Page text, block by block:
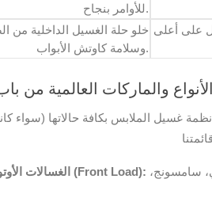
للأوامر بنجاح.
خلو حلة الغسيل الداخلية من
وسلامة كاوتش الأبواب.
على أعلى
والماركات العالمية من
غسيل الملابس بكافة حالاتها (سواء
الغسالات الأوتوماتيك الكامل ذات الفتحة الأمامية (Front Load):